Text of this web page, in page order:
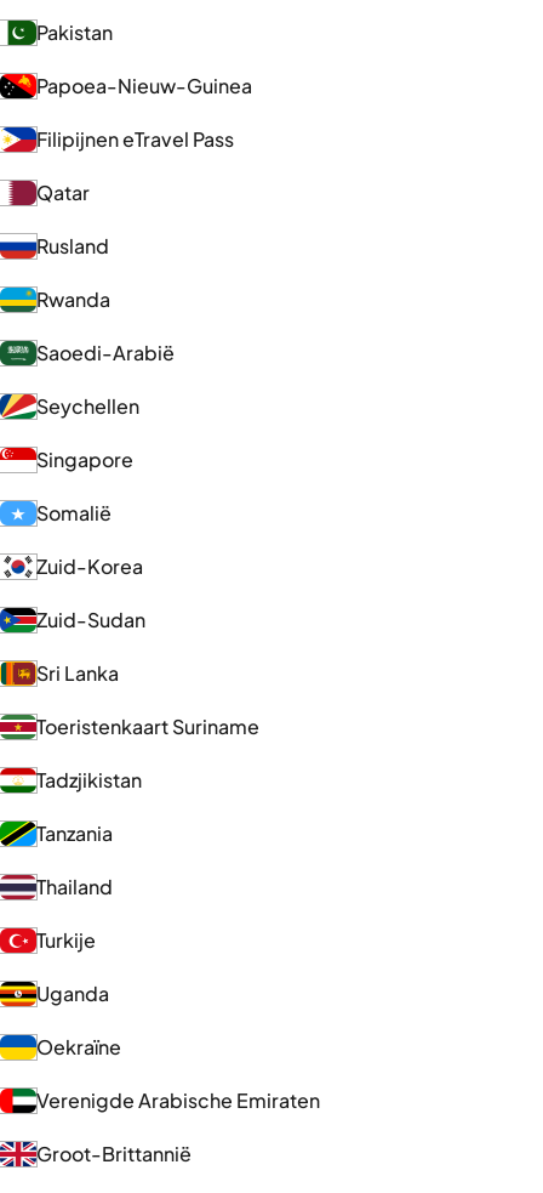
Pakistan
Papoea-Nieuw-Guinea
Filipijnen eTravel Pass
Qatar
Rusland
Rwanda
Saoedi-Arabië
Seychellen
Singapore
Somalië
Zuid-Korea
Zuid-Sudan
Sri Lanka
Toeristenkaart Suriname
Tadzjikistan
Tanzania
Thailand
Turkije
Uganda
Oekraïne
Verenigde Arabische Emiraten
Groot-Brittannië